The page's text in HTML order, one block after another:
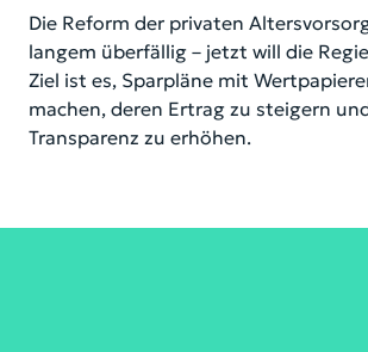
Die Reform der privaten
langem überfällig – jetzt will die
Ziel ist es, Sparpläne mit
machen, deren Ertrag zu steigern
Transparenz zu erhöhen.